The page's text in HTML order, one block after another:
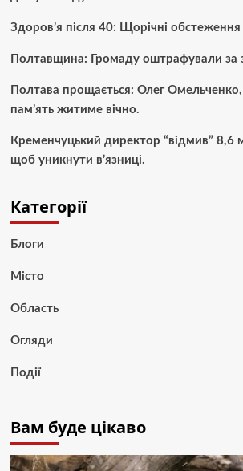
Здоров’я після 40: Щорічні обстеження
Полтавщина: Громаду оштрафували за
Полтава прощається: Олег Омельченко,
пам’ять житиме вічно.
Кременчуцький директор “відмив” 8,6
щоб уникнути в’язниці.
Категорії
Блоги
Місто
Область
Огляди
Події
Вам буде цікаво